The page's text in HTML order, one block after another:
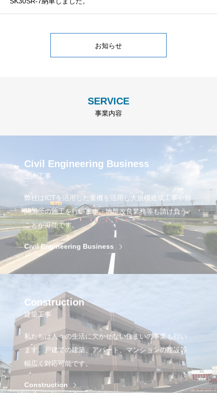
お知らせ
SERVICE
事業内容
Civil Engineering Business
土木工事
弊社はICTを活用した重機を活用し大規模造成工事や難
関箇所の施工を行います。地盤改良業務等も請け負う
ことが可能です。
Civil Engineering Business
Construction
建築工事
私たちは人々の生活に欠かせない住まいの事業も行い
ます。戸建ての建築、アパート、マンションの建設等
幅広く対応可能です。
Construction